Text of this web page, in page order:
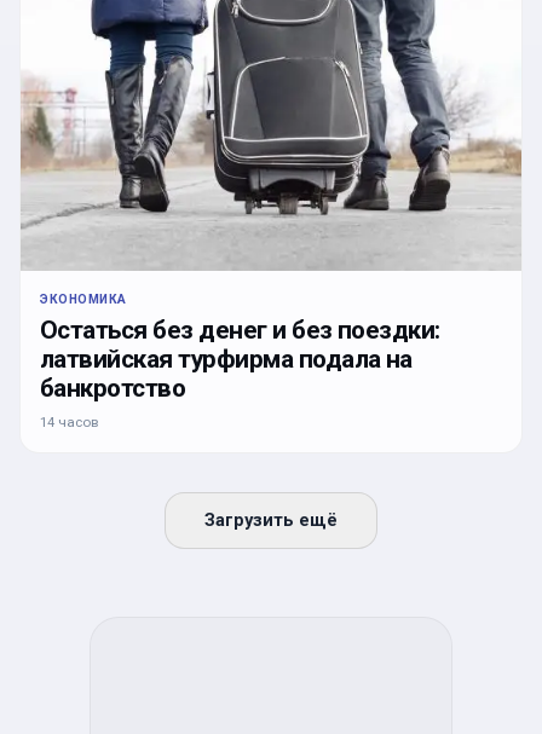
ЭКОНОМИКА
Остаться без денег и без поездки:
латвийская турфирма подала на
банкротство
14 часов
Загрузить ещё